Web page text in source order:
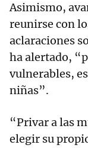
Asimismo,
reunirse con
aclaraciones
ha alertado,
vulnerables,
niñas”.
“Privar a las
elegir su